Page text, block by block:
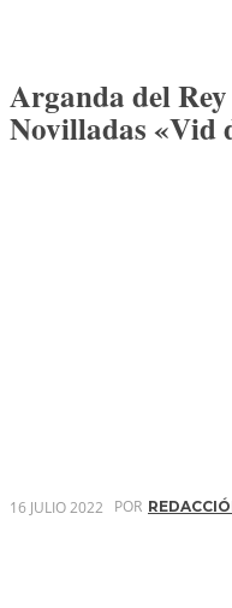
Arganda del
Novilladas «Vid
16 JULIO 2022 POR